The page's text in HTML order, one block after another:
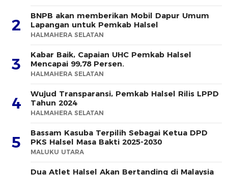
2
BNPB akan memberikan Mobil Dapur Umum
Lapangan untuk Pemkab Halsel
HALMAHERA SELATAN
3
Kabar Baik, Capaian UHC Pemkab Halsel
Mencapai 99,78 Persen.
HALMAHERA SELATAN
4
Wujud Transparansi, Pemkab Halsel Rilis LPPD
Tahun 2024
HALMAHERA SELATAN
5
Bassam Kasuba Terpilih Sebagai Ketua DPD
PKS Halsel Masa Bakti 2025-2030
MALUKU UTARA
Dua Atlet Halsel Akan Bertanding di Malaysia